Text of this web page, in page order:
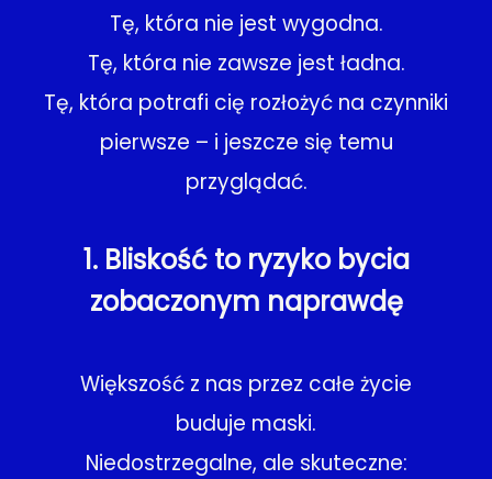
Tę, która nie jest wygodna.
Tę, która nie zawsze jest ładna.
Tę, która potrafi cię rozłożyć na czynniki
pierwsze – i jeszcze się temu
przyglądać.
1. Bliskość to ryzyko bycia
zobaczonym naprawdę
Większość z nas przez całe życie
buduje maski.
Niedostrzegalne, ale skuteczne: